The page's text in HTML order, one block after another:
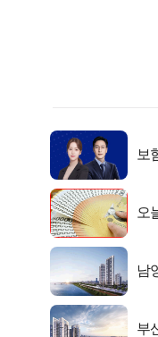
보
오
남
부